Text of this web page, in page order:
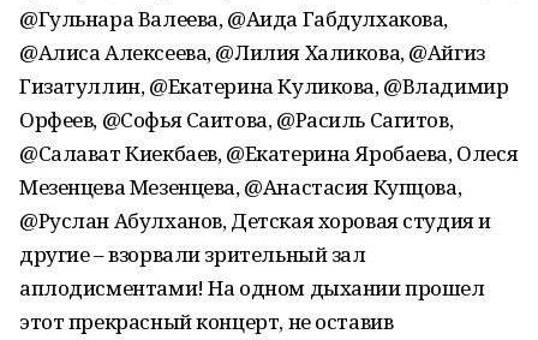
@Гульнара Валеева, @Аида Габдулхакова,
@Алиса Алексеева, @Лилия Халикова, @Айгиз
Гизатуллин, @Екатерина Куликова, @Владимир
Орфеев, @Софья Саитова, @Расиль Сагитов,
@Салават Киекбаев, @Екатерина Яробаева, Олеся
Мезенцева Мезенцева, @Анастасия Купцова,
@Руслан Абулханов, Детская хоровая студия и
другие – взорвали зрительный зал
аплодисментами! На одном дыхании прошел
этот прекрасный концерт, не оставив